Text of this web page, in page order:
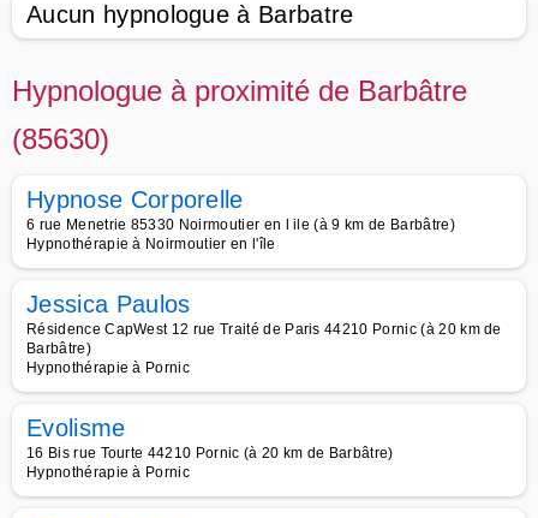
Aucun hypnologue à Barbatre
Hypnologue à proximité de Barbâtre
(85630)
Hypnose Corporelle
6 rue Menetrie 85330 Noirmoutier en l ile (à 9 km de Barbâtre)
Hypnothérapie à Noirmoutier en l'île
Jessica Paulos
Résidence CapWest 12 rue Traité de Paris 44210 Pornic (à 20 km de
Barbâtre)
Hypnothérapie à Pornic
Evolisme
16 Bis rue Tourte 44210 Pornic (à 20 km de Barbâtre)
Hypnothérapie à Pornic